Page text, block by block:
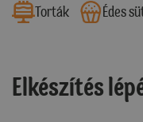
Torták
Édes
Elkészítés